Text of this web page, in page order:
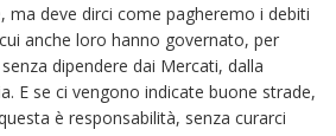
ma deve dirci come pagheremo i debiti
anche loro hanno governato, per
dipendere dai Mercati, dalla
E se ci vengono indicate buone strade,
è responsabilità, senza curarci